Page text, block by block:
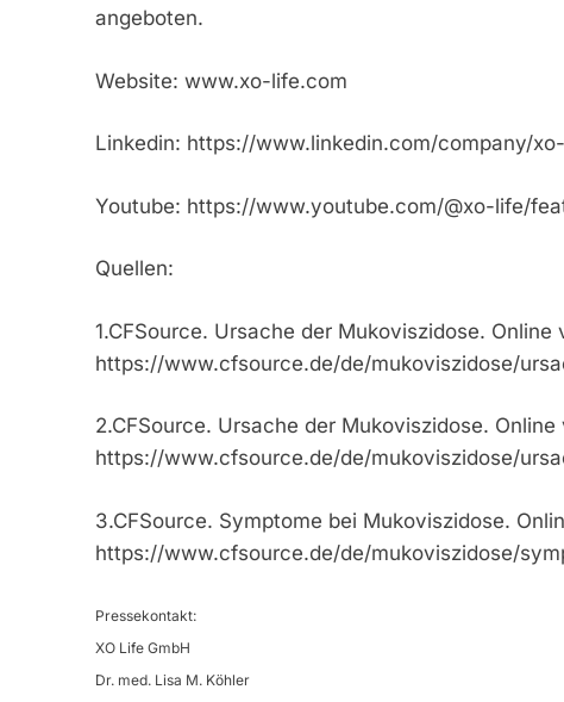
angeboten.
Website: www.xo-life.com
Linkedin: https://www.linkedin.com/company/
Youtube: https://www.youtube.com/@xo-life/
Quellen:
1.CFSource. Ursache der Mukoviszidose. Online
https://www.cfsource.de/de/mukoviszidose/
2.CFSource. Ursache der Mukoviszidose.
https://www.cfsource.de/de/mukoviszidose/
3.CFSource. Symptome bei Mukoviszidose.
https://www.cfsource.de/de/mukoviszidose/
Pressekontakt:
XO Life GmbH
Dr. med. Lisa M. Köhler